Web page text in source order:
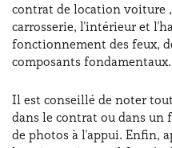
contrat de location voiture
carrosserie, l'intérieur et
fonctionnement des feux,
composants fondamentaux.
Il est conseillé de noter
dans le contrat ou dans un
de photos à l'appui. Enfin,